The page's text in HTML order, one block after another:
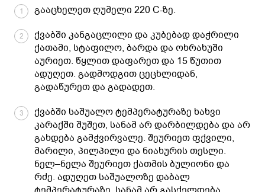
1 გააცხელეთ ღუმელი 220 C-ზე.
2
ქვაბში კანგაცლილი და კუბებად დაჭრილი
ქათამი, სტაფილო, ბარდა და ოხრახუში
აურიეთ. წყლით დაფარეთ და 15 წუთით
ადუღეთ. გადმოდგით ცეცხლიდან,
გადაწურეთ და გადადეთ.
3
ქვაბში საშუალო ტემპერატურაზე ხახვი
კარაქში შუშეთ, სანამ არ დარბილდება და არ
გახდება გამჭვირვალე. შეურიეთ ფქვილი,
მარილი, პილპილი და ნიახურის თესლი.
ნელ–ნელა შეურიეთ ქათმის ბულიონი და
რძე. ადუღეთ საშუალოზე დაბალ